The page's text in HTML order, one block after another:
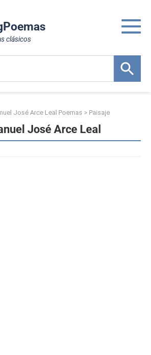
clásicos
José Arce Leal Poemas > Paisaje
José Arce Leal